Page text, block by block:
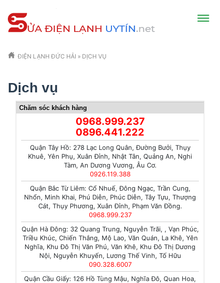
ĐIỆN LẠNH ĐỨC HẢI » DỊCH VỤ
Dịch vụ
Chăm sóc khách hàng
0968.999.237
0896.441.222
Quận Tây Hồ: 278 Lạc Long Quân, Đường Bưởi, Thụy
Khuê, Yên Phụ, Xuân Đỉnh, Nhật Tân, Quảng An, Nghi
Tàm, An Dương Vương, Âu Cơ.
0926.119.388
Quận Bắc Từ Liêm: Cổ Nhuế, Đông Ngạc, Trần Cung,
Nhổn, Minh Khai, Phú Diễn, Phúc Diễn, Tây Tựu, Thượng
Cát, Thụy Phương, Xuân Đỉnh, Phạm Văn Đồng.
0968.999.237
Quận Hà Đông: 32 Quang Trung, Nguyễn Trãi, , Vạn Phúc,
Triều Khúc, Chiến Thắng, Mộ Lao, Văn Quán, La Khê, Yên
Nghĩa, Khu Đô Thị Văn Phú, Văn Khê, Khu Đô Thị Dương
Nội, Nguyễn Khuyến, Lương Thế Vinh, Tố Hữu
090.328.6007
Quận Cầu Giấy: 126 Hồ Tùng Mậu, Nghĩa Đô, Quan Hoa,